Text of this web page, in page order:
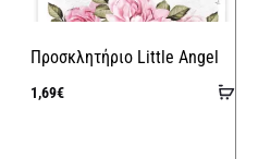
Προσκλητήριο Little Angel
1,69€